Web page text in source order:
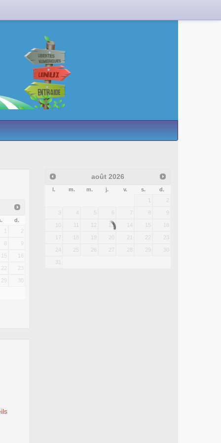
d.
1
2
8 9
15 16
22 23
29 30
août 2026
l. m. m. j. v. s.
d.
1
2
3 4 5 6 7 8 9
10 11 12 13 14 15 16
17 18 19 20 21 22 23
24 25 26 27 28 29 30
31